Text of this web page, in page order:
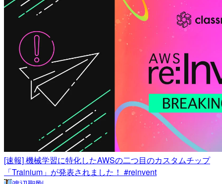
[速報] 機械学習に特化したAWSの二つ目のカスタムチップ
「Trainium」が発表されました！ #reinvent